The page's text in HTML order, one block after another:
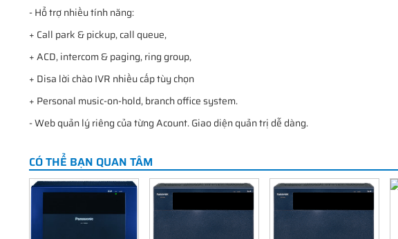
- Hổ trợ nhiều tính năng:
+ Call park & pickup, call queue,
+ ACD, intercom & paging, ring group,
+ Disa lời chào IVR nhiều cấp tùy chọn
+ Personal music-on-hold, branch office system.
- Web quản lý riêng của từng Acount. Giao diện quản trị dễ dàng.
CÓ THỂ BẠN QUAN TÂM